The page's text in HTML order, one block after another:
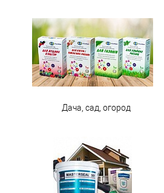
Дача, сад, огород